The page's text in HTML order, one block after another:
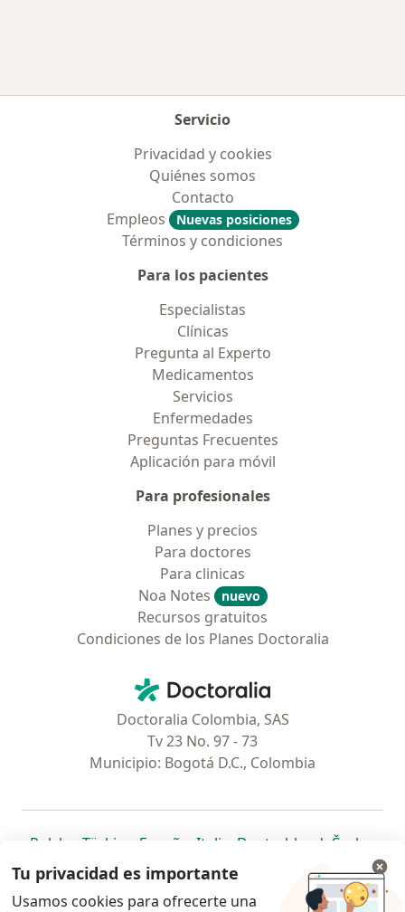
Servicio
Privacidad y cookies
Quiénes somos
Contacto
Empleos
Nuevas posiciones
Términos y condiciones
Para los pacientes
Especialistas
Clínicas
Pregunta al Experto
Medicamentos
Servicios
Enfermedades
Preguntas Frecuentes
Aplicación para móvil
Para profesionales
Planes y precios
Para doctores
Para clinicas
Noa Notes
nuevo
Recursos gratuitos
Condiciones de los Planes Doctoralia
Doctoralia - Página de inicio
Doctoralia Colombia, SAS
Tv 23 No. 97 - 73
Municipio: Bogotá D.C., Colombia
Polska se abre en una nueva pestaña
Türkiye se abre en una nueva pestaña
España se abre en una nueva pestaña
Italia se abre en una nueva
Deutschlandse abre en
Česko
Portugal
se abre en una nueva pestaña
México se abre en una nueva pestaña
Chile se abre en una nueva pestaña
Brasil se abre en una nueva
se abre en
se
se abre en una nueva
Tu privacidad es importante
Usamos cookies para ofrecerte una